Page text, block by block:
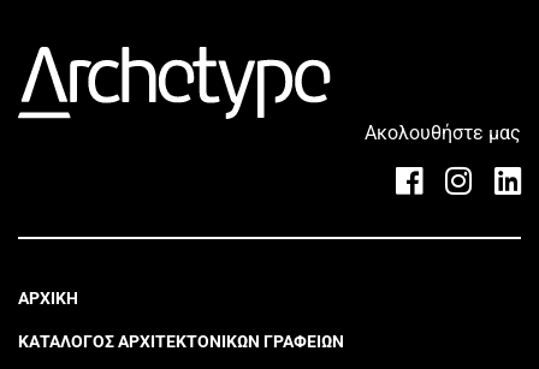
Ακολουθήστε μας
ΑΡΧΙΚΗ
ΚΑΤΑΛΟΓΟΣ ΑΡΧΙΤΕΚΤΟΝΙΚΩΝ ΓΡΑΦΕΙΩΝ